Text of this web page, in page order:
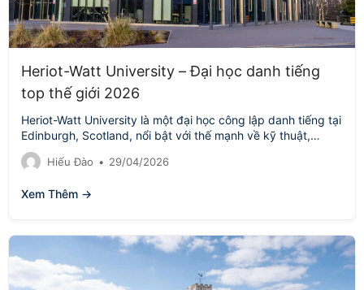
Heriot-Watt University – Đại học danh tiếng
top thế giới 2026
Heriot-Watt University là một đại học công lập danh tiếng tại
Edinburgh, Scotland, nổi bật với thế mạnh về kỹ thuật,
khoa…
Hiếu Đào • 29/04/2026
Xem Thêm →